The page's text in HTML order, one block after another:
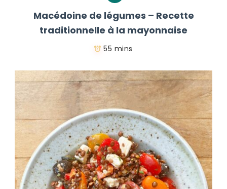
Macédoine de légumes – Recette
traditionnelle à la mayonnaise
55 mins